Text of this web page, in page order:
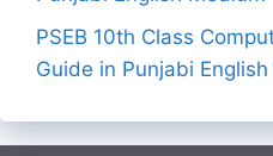
PSEB 10th Class
Guide in Punjabi